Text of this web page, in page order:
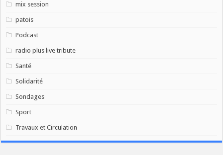
mix session
patois
Podcast
radio plus live tribute
Santé
Solidarité
Sondages
Sport
Travaux et Circulation